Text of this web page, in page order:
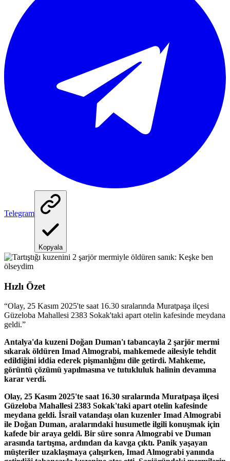
Telegram
Kopyala
Hızlı Özet
“Olay, 25 Kasım 2025'te saat 16.30 sıralarında Muratpaşa ilçesi
Güzeloba Mahallesi 2383 Sokak'taki apart otelin kafesinde meydana
geldi.”
Antalya'da kuzeni Doğan Duman'ı tabancayla 2 şarjör mermi
sıkarak öldüren Imad Almograbi, mahkemede ailesiyle tehdit
edildiğini iddia ederek pişmanlığını dile getirdi. Mahkeme,
görüntü çözümü yapılmasına ve tutukluluk halinin devamına
karar verdi.
Olay, 25 Kasım 2025'te saat 16.30 sıralarında Muratpaşa ilçesi
Güzeloba Mahallesi 2383 Sokak'taki apart otelin kafesinde
meydana geldi. İsrail vatandaşı olan kuzenler Imad Almograbi
ile Doğan Duman, aralarındaki husumetle ilgili konuşmak için
kafede bir araya geldi. Bir süre sonra Almograbi ve Duman
arasında tartışma, ardından da kavga çıktı. Panik yaşayan
müşteriler uzaklaşmaya çalışırken, Imad Almograbi yanında